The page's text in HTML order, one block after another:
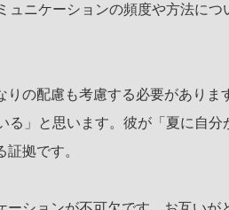
ュニケーションの頻度や方法につ
りの配慮も考慮する必要がありま
る」と思います。彼が「夏に自分
拠です。